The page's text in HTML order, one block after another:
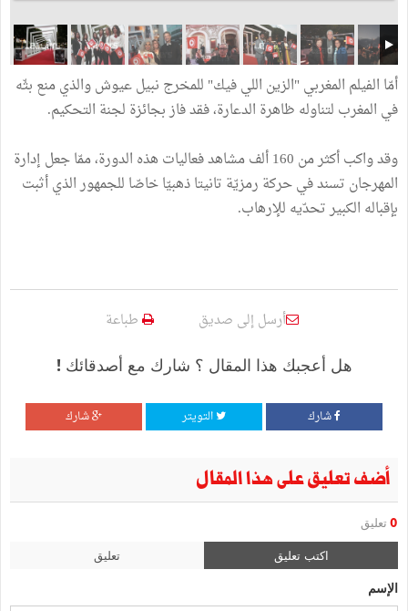
أمّا الفيلم المغربي "الزين اللي فيك" للمخرج نبيل عيوش والذي منع بثّه
في المغرب لتناوله ظاهرة الدعارة، فقد فاز بجائزة لجنة التحكيم.
وقد واكب أكثر من 160 ألف مشاهد فعاليات هذه الدورة، ممّا جعل إدارة
المهرجان تسند في حركة رمزيّة تانيتا ذهبيّا خاصّا للجمهور الذي أثبت
بإقباله الكبير تحدّيه للإرهاب.
أرسل إلى صديق طباعة
هل أعجبك هذا المقال ؟ شارك مع أصدقائك !
شارك التويتر شارك
أضف تعليق على هذا المقال
0 تعليق
اكتب تعليق تعليق
الإسم